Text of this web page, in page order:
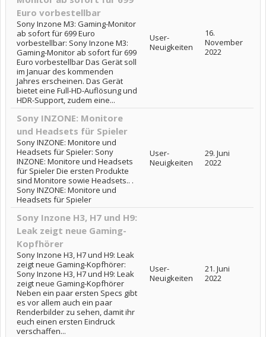
Euro vorbestellbar
Sony Inzone M3: Gaming-Monitor
ab sofort für 699 Euro
vorbestellbar: Sony Inzone M3:
Gaming-Monitor ab sofort für 699
Euro vorbestellbar Das Gerät soll
im Januar des kommenden
Jahres erscheinen. Das Gerät
bietet eine Full-HD-Auflösung und
HDR-Support, zudem eine...
User-
Neuigkeiten
16.
November
2022
Sony INZONE: Monitore
und Headsets für Spieler
Sony INZONE: Monitore und
Headsets für Spieler: Sony
INZONE: Monitore und Headsets
für Spieler Die ersten Produkte
sind Monitore sowie Headsets.. .
Sony INZONE: Monitore und
Headsets für Spieler
User-
Neuigkeiten
29. Juni
2022
Sony Inzone H3, H7 und H9:
Leak zeigt neue Gaming-
Kopfhörer
Sony Inzone H3, H7 und H9: Leak
zeigt neue Gaming-Kopfhörer:
Sony Inzone H3, H7 und H9: Leak
zeigt neue Gaming-Kopfhörer
Neben ein paar ersten Specs gibt
es vor allem auch ein paar
Renderbilder zu sehen, damit ihr
euch einen ersten Eindruck
verschaffen...
User-
Neuigkeiten
21. Juni
2022